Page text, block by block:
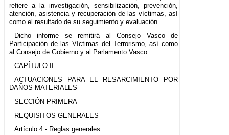
refiere a la investigación, sensibilización, prevención,
atención, asistencia y recuperación de las víctimas, así
como el resultado de su seguimiento y evaluación.
Dicho informe se remitirá al Consejo Vasco de
Participación de las Víctimas del Terrorismo, así como
al Consejo de Gobierno y al Parlamento Vasco.
CAPÍTULO II
ACTUACIONES PARA EL RESARCIMIENTO POR
DAÑOS MATERIALES
SECCIÓN PRIMERA
REQUISITOS GENERALES
Artículo 4.- Reglas generales.